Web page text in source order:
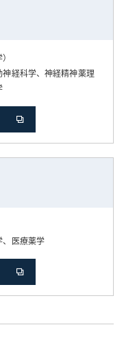
神経科学、神経精神薬理
、医療薬学